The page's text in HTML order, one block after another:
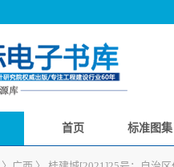
首页 标准图集